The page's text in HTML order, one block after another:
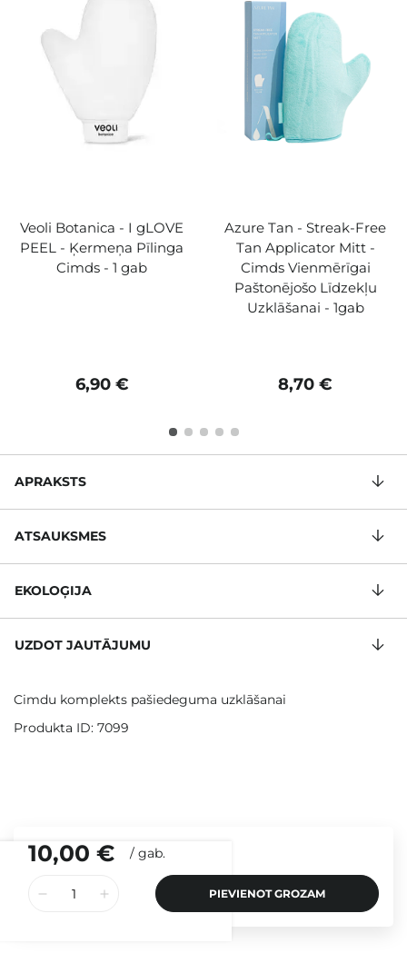
10,00 € / gab.
PIEVIENOT GROZAM
Veoli Botanica - I gLOVE
PEEL - Ķermeņa Pīlinga
Cimds - 1 gab
6,90 €
Azure Tan - Streak-Free
Tan Applicator Mitt -
Cimds Vienmērīgai
Paštonējošo Līdzekļu
Uzklāšanai - 1gab
8,70 €
APRAKSTS
ATSAUKSMES
EKOLOĢIJA
UZDOT JAUTĀJUMU
Cimdu komplekts pašiedeguma uzklāšanai
Produkta ID: 7099